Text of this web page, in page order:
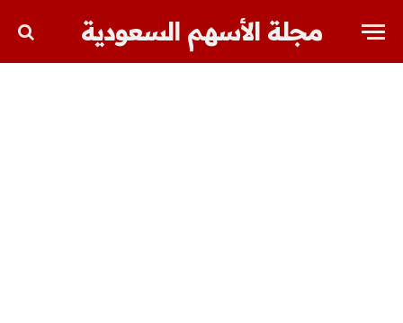
مجلة الأسهم السعودية